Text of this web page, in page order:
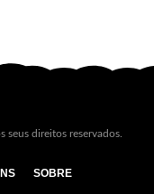
direitos reservados.
SOBRE